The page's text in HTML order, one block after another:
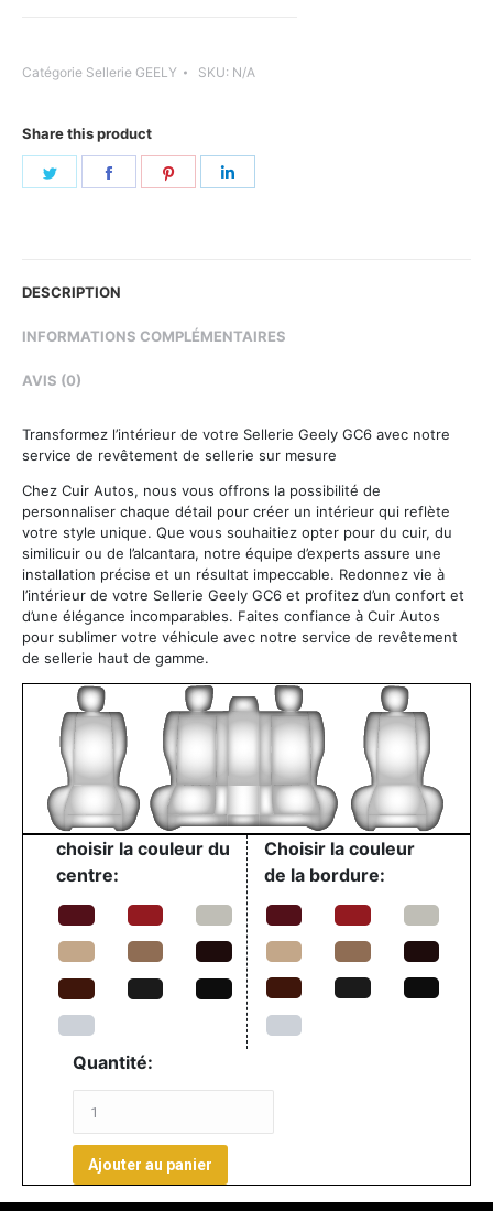
Catégorie Sellerie GEELY SKU: N/A
Share this product
Share
Share
DESCRIPTION
INFORMATIONS COMPLÉMENTAIRES
AVIS (0)
Transformez l’intérieur de votre Sellerie Geely GC6 avec notre
service de revêtement de sellerie sur mesure
Chez Cuir Autos, nous vous offrons la possibilité de
personnaliser chaque détail pour créer un intérieur qui reflète
votre style unique. Que vous souhaitiez opter pour du cuir, du
similicuir ou de l’alcantara, notre équipe d’experts assure une
installation précise et un résultat impeccable. Redonnez vie à
l’intérieur de votre Sellerie Geely GC6 et profitez d’un confort et
d’une élégance incomparables. Faites confiance à Cuir Autos
pour sublimer votre véhicule avec notre service de revêtement
de sellerie haut de gamme.
choisir la couleur du
centre:
Choisir la couleur
de la bordure:
Quantité:
Ajouter au panier